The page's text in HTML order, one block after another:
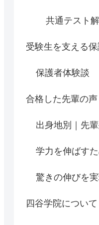
共通テスト
受験生を支える
保護者体験談
合格した先輩の声
出身地別｜先
学力を伸ばす
驚きの伸びを
四谷学院について